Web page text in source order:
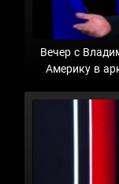
Вечер с
Америку в